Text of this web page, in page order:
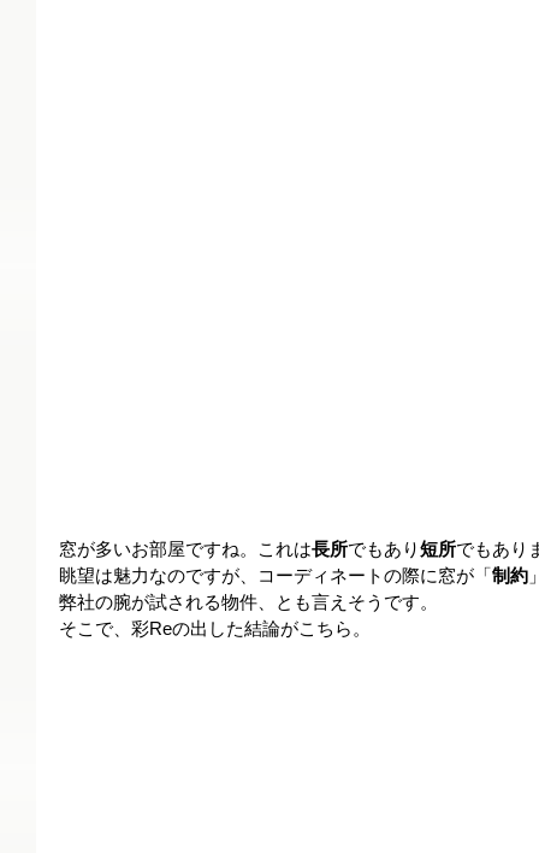
窓が多いお部屋ですね。これは長所でもあり短所でもあり
眺望は魅力なのですが、コーディネートの際に窓が「制約
弊社の腕が試される物件、とも言えそうです。
そこで、彩Reの出した結論がこちら。